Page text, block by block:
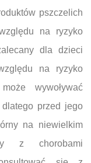
pszczelich
na ryzyko
dla dzieci
na ryzyko
wywoływać
przed jego
na niewielkim
z chorobami